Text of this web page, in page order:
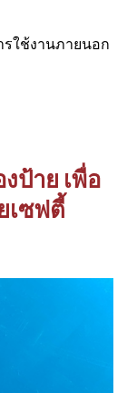
รใช้งานภายนอก
ป้าย เพื่อ
เซฟตี้